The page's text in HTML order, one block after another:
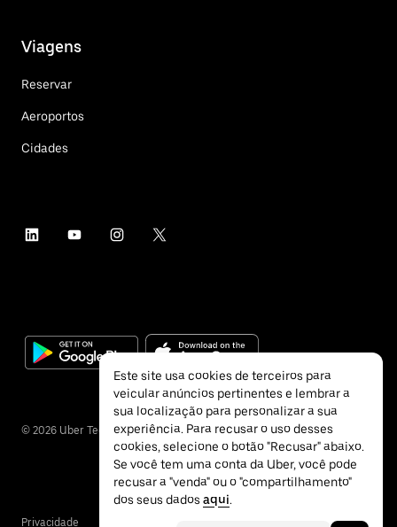
Viagens
Reservar
Aeroportos
Cidades
© 2026 Uber Technologies Inc.
Privacidade
Este site usa cookies de terceiros para
veicular anúncios pertinentes e lembrar a
sua localização para personalizar a sua
experiência. Para recusar o uso desses
cookies, selecione o botão "Recusar" abaixo.
Se você tem uma conta da Uber, você pode
recusar a "venda" ou o "compartilhamento"
dos seus dados aqui.